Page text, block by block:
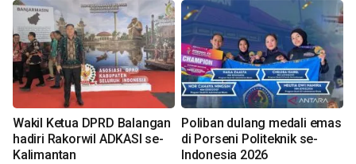
Wakil Ketua DPRD Balangan
hadiri Rakorwil ADKASI se-
Kalimantan
Poliban dulang medali emas
di Porseni Politeknik se-
Indonesia 2026